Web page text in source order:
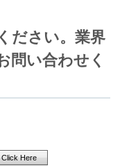
ださい。業界
問い合わせく